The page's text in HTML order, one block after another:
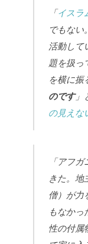
「イスラ
でもない
活動して
題を扱っ
を横に振
のです」
の見え
「アフ
きた。地
僧）が力
もなかっ
性の付属